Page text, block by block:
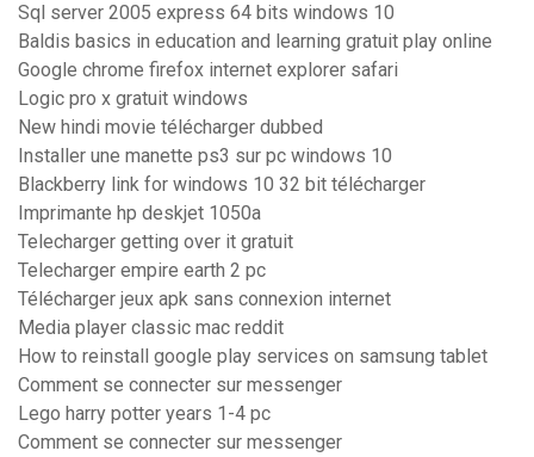
Sql server 2005 express 64 bits windows 10
Baldis basics in education and learning gratuit play online
Google chrome firefox internet explorer safari
Logic pro x gratuit windows
New hindi movie télécharger dubbed
Installer une manette ps3 sur pc windows 10
Blackberry link for windows 10 32 bit télécharger
Imprimante hp deskjet 1050a
Telecharger getting over it gratuit
Telecharger empire earth 2 pc
Télécharger jeux apk sans connexion internet
Media player classic mac reddit
How to reinstall google play services on samsung tablet
Comment se connecter sur messenger
Lego harry potter years 1-4 pc
Comment se connecter sur messenger